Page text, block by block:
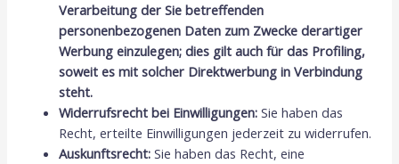
Verarbeitung der Sie betreffenden
personenbezogenen Daten zum Zwecke derartiger
Werbung einzulegen; dies gilt auch für das Profiling,
soweit es mit solcher Direktwerbung in Verbindung
steht.
Widerrufsrecht bei Einwilligungen: Sie haben das
Recht, erteilte Einwilligungen jederzeit zu widerrufen.
Auskunftsrecht: Sie haben das Recht, eine